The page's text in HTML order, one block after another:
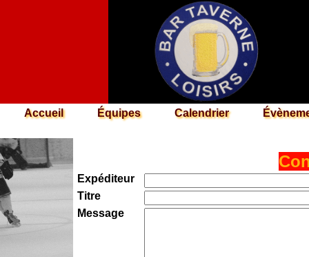
Accueil Équipes Calendrier
Expéditeur
Titre
Message